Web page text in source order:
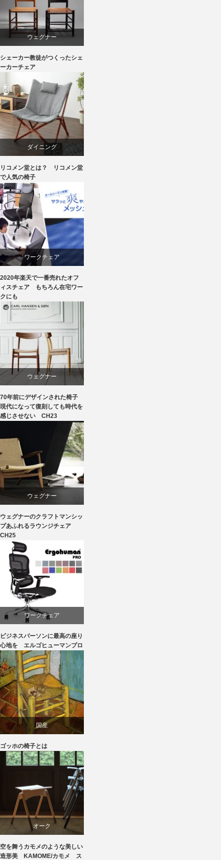
椅子
ウェグナー
ダイニング
パイン
ボーエ・モーエンセン
メープル
ライフスタイル
家具
椅子
シェーカー教徒がつくったシェ
ーカーチェア
ダイニング
パーソナルチェア
マーケティング
リクライニングチェア
椅子
リコメン堂とは？ リコメン堂
で人気の椅子
ワークチェア
回転椅子
椅子
2020年楽天で一番売れたオフ
ィスチェア もちろん在宅ワー
クにも
ウェグナー
オーク
カール・ハンセン＆サン
ダイニング
椅子
70年前にデザインされた椅子
現代になって復刻しても時代を
感じさせない CH23
ウェグナー
オーク
カール・ハンセン＆サン
パーソナルチェア
ウェグナーのクラフトマンシッ
プあふれるラウンジチェア
CH25
ワークチェア
回転椅子
椅子
ビジネスパーソンに最高の座り
心地を エルゴヒューマンプロ
国産
家具
飛騨高山
ゴッホの椅子とは
オーク
スツール
空を舞うカモメのような美しい
造形美 KAMOME/カモメ ス